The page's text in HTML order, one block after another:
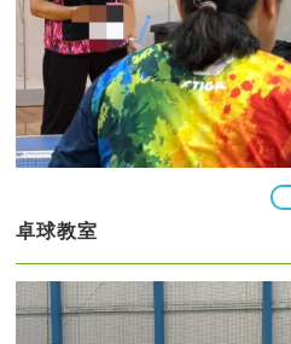
卓球教室